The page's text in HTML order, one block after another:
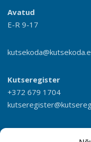
Avatud
E-R 9-17
Kutseregister
+372 679 1704